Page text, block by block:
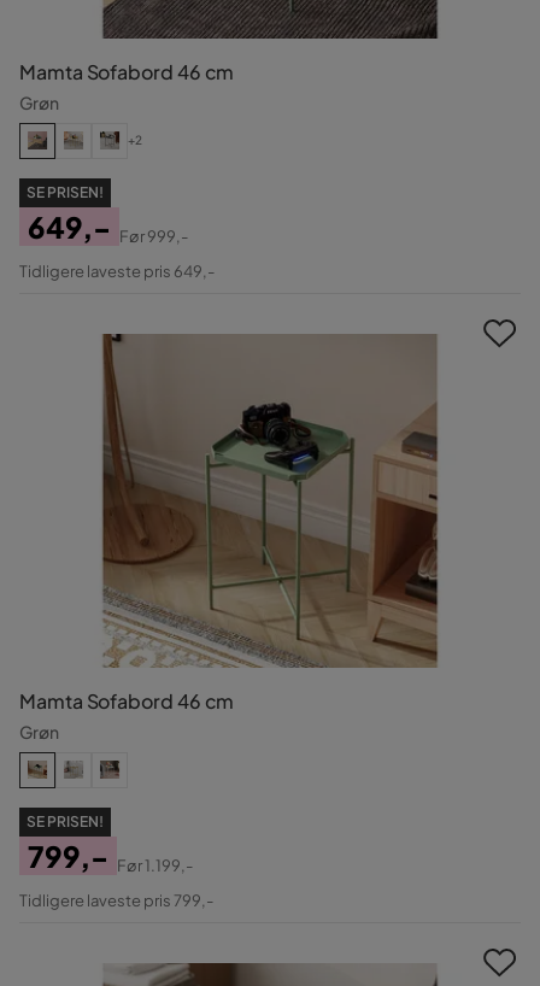
Mamta Sofabord 46 cm
Grøn
+2
SE PRISEN!
Pris
649,-
Original
Før999,-
Tidligere laveste pris 649,-
Mamta Sofabord 46 cm
Grøn
SE PRISEN!
Pris
799,-
Original
Før1.199,-
Tidligere laveste pris 799,-